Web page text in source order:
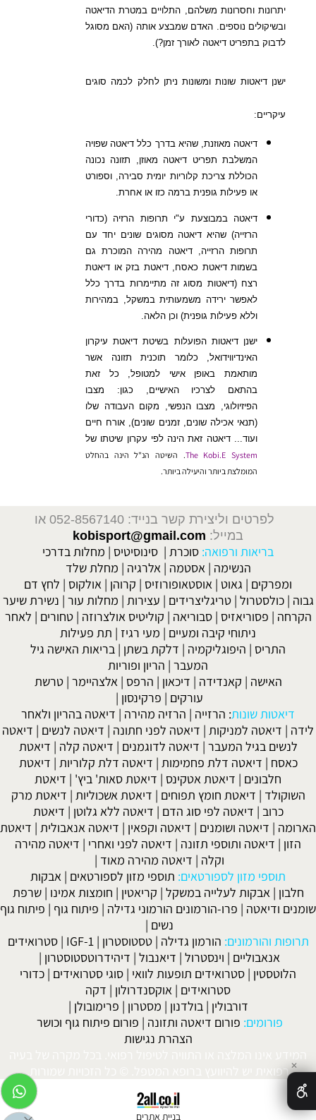
יתרונות וחסרונות משלהם, התלויים במטרת הדיאטה
ובשיקולים נוספים. האדם שמבצע אותה (האם מסוגל
לדבוק בתפריט דיאטה לאורך זמן?).
ישנן דיאטות שונות ומשונות ניתן לחלק לכמה סוגים
עיקריים:
דיאטה מאוזנת, שהיא בדרך כלל דיאטה שפויה
המשלבת תפריט דיאטה מאוזן, תזונה נכונה
הכוללת צריכת קלוריות יומית סבירה, וספורט
או פעילות גופנית ברמה כזו או אחרת.
דיאטה במבוצעת ע"י תרופות הרזיה (כדורי
הרזייה) שהיא דיאטה מסוגים שונים יחד עם
תרופות הרזייה, דיאטה מהירה המוכרת גם
בשמות דיאטת כאסח, דיאטת בזק או דיאטת
רצח (דיאטות מסוג זה מתיימרות בדרך כלל
לאפשר ירידה משמעותית במשקל, במהירות
וללא פעילות גופנית) וכן הלאה.
ישנן דיאטות הפועלות בשיטת דיאטת עיקרון
האינדיווידואל, כלומר תוכנית תזונה אשר
מותאמת באופן אישי למטופל, כל זאת
בהתאם לצרכיו האישיים, כגון: מצבו
הפיזיולוגי, מצבו הנפשי, מקום העבודה שלו
(תנאי אכילה שונים, זמנים שונים), אורח חיים
ועוד... דיאטה זאת הינה לפי עקרון שיטתו של
System
Kobi.E
The. השיטה הנ"ל הינה בהחלט
המומלצת ביותר והיעילה ביותר.
לפרטים וליצירת קשר בנייד: 052-8567140
או
במייל: kobisport@gmail.com
בריאות ורפואה: סוכרת | סינוסיטיס | מחלות בדרכי
הנשימה | אסטמה | אלרגיה | מחלת שלד
ומפרקים | גאוט | אוסטאופורוזיס | קרוהן | אולקוס | לחץ דם
גבוה |כולסטרול |טריגליצרידים | עצירות | מחלות עור | נשירת שיער
הקרחה | פסוריאזיס |סבוריאה | קוליטיס אולצרוזה |טחורים | לאחר
ניתוחי קיבה ומעיים | מעי רגיז | תת פעילות
התריס | היפוגליקמיה | דלקת בשתן | בריאות האישה גיל
המעבר | הריון ופוריות
האישה | קאנדידה | דיכאון | הרפס | אלצהיימר |טרשת
עורקים | פרקינסון |
דיאטות שונות: הרזייה | הרזיה מהירה | דיאטה בהריון ולאחר
לידה | דיאטה למניקות | דיאטה לפני חתונה | דיאטה לנשים | דיאטה
לנשים בגיל המעבר | דיאטה לדוגמנים | דיאטה קלה | דיאטת
כאסח | דיאטה דלת פחמימות | דיאטה דלת קלוריות | דיאטת
חלבונים | דיאטת אטקינס | דיאטת סאות' ביץ' | דיאטת
השוקולד | דיאטת חומץ תפוחים | דיאטת אשכוליות | דיאטת מרק
כרוב | דיאטה לפי סוג הדם | דיאטה ללא גלוטן | דיאטת
הארומה | דיאטה ושומנים | דיאטה וקפאין | דיאטה אנאבולית | דיאטת
הזון | דיאטה ותוספי תזונה | דיאטה לפני ואחרי | דיאטה מהירה
וקלה | דיאטה מהירה מאוד |
תוספי מזון לספורטאים: תוספי מזון לספורטאים | אבקות
חלבון | אבקות לעלייה במשקל | קריאטין | חומצות אמינו |שרפת
שומנים ודיאטה | פרו-הורמונים הורמוני גדילה | פיתוח גוף | פיתוח גוף
נשים |
תרופות והורמונים: הורמון גדילה |טסטוסטרון |
IGF-1
|סטרואידים
אנאבוליים | וינסטרול | דיאנבול | דיהידרוטסטוסטרון |
הלוטסטין | סטרואידים תופעות לוואי | סוגי סטרואידים | כדורי
סטרואידים | אוקסנדרולון | דקה
דורבולין | בולדנון | מסטרון | פרימובולן |
פורומים: פורום דיאטה ותזונה | פורום פיתוח גוף וכושר
הצהרת נגישות
המידע אינו המלצה או התוויה לטיפול רפואי. בכל מקרה של בעיה
רפואית יש להיוועץ ברופא המטפל. © כל הזכויות שמורות.
בניית אתרים
✕